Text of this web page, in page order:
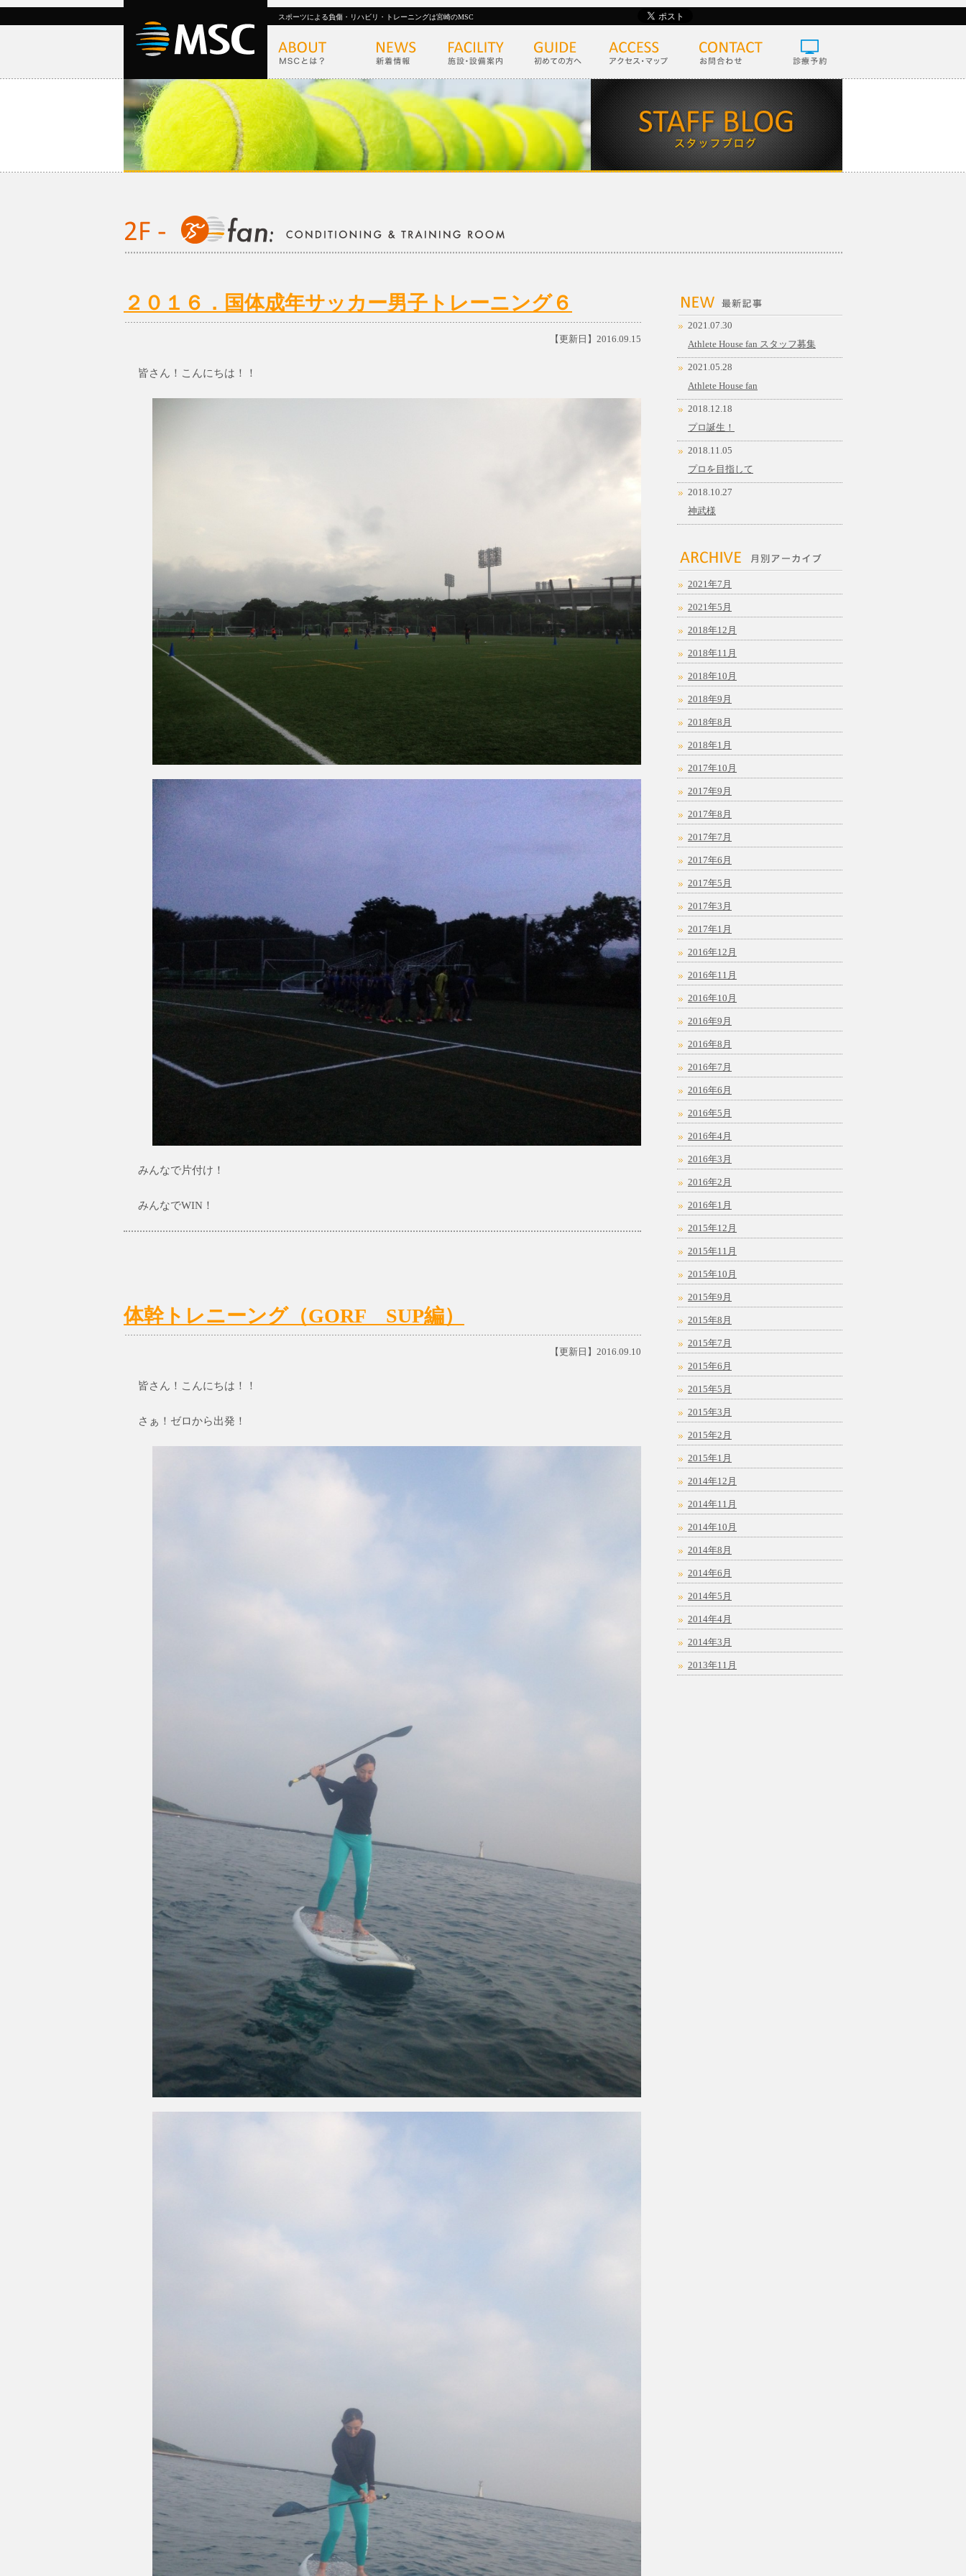
スポーツによる負傷・リハビリ・トレーニングは宮崎のMSC
２０１６．国体成年サッカー男子トレーニング６
【更新日】2016.09.15
皆さん！こんにちは！！
みんなで片付け！
みんなでWIN！
体幹トレニーング（GORF SUP編）
【更新日】2016.09.10
皆さん！こんにちは！！
さぁ！ゼロから出発！
2021.07.30
Athlete House fan スタッフ募集
2021.05.28
Athlete House fan
2018.12.18
プロ誕生！
2018.11.05
プロを目指して
2018.10.27
神武様
2021年7月
2021年5月
2018年12月
2018年11月
2018年10月
2018年9月
2018年8月
2018年1月
2017年10月
2017年9月
2017年8月
2017年7月
2017年6月
2017年5月
2017年3月
2017年1月
2016年12月
2016年11月
2016年10月
2016年9月
2016年8月
2016年7月
2016年6月
2016年5月
2016年4月
2016年3月
2016年2月
2016年1月
2015年12月
2015年11月
2015年10月
2015年9月
2015年8月
2015年7月
2015年6月
2015年5月
2015年3月
2015年2月
2015年1月
2014年12月
2014年11月
2014年10月
2014年8月
2014年6月
2014年5月
2014年4月
2014年3月
2013年11月